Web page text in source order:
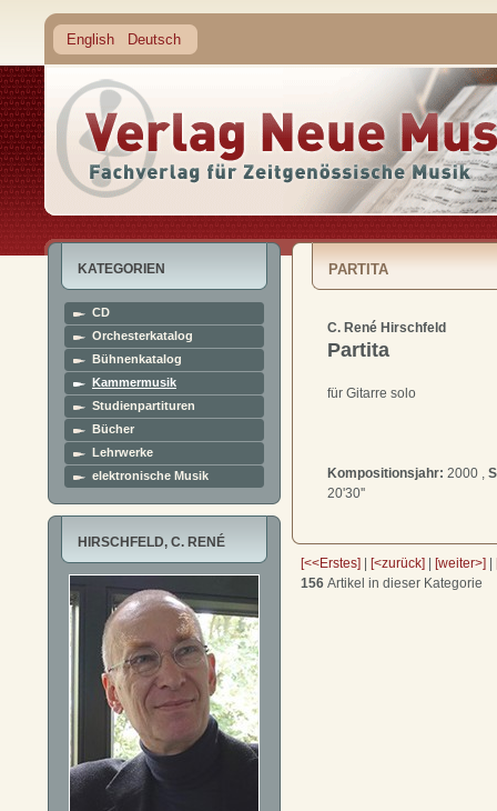
English Deutsch
KATEGORIEN
CD
Orchesterkatalog
Bühnenkatalog
Kammermusik
Studienpartituren
Bücher
Lehrwerke
elektronische Musik
HIRSCHFELD, C. RENÉ
PARTITA
C. René Hirschfeld
Partita
für Gitarre solo
Kompositionsjahr: 2000 ,
20'30''
[<<Erstes] | [<zurück] | [weiter>] |
156 Artikel in dieser Kategorie